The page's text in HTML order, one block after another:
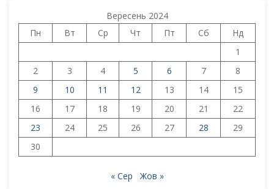
Вересень 2024
Пн
Вт Ср Чт Пт Сб
Нд
1
2
3 4 5 6 7
8
9
10 11 12 13 14
15
16
17 18 19 20 21
22
23
24 25 26 27 28
29
30
« Сер Жов »